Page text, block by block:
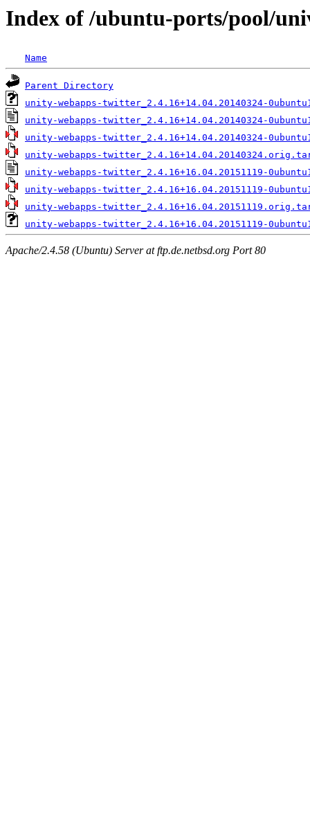
Index of /ubuntu-ports/pool/
Name
Parent Directory
unity-webapps-twitter_2.4.16+14.04.20140324-
unity-webapps-twitter_2.4.16+14.04.20140324-
unity-webapps-twitter_2.4.16+14.04.20140324-
unity-webapps-
unity-webapps-twitter_2.4.16+16.04.20151119-
unity-webapps-twitter_2.4.16+16.04.20151119-
unity-webapps-
unity-webapps-twitter_2.4.16+16.04.20151119-
Apache/2.4.58 (Ubuntu) Server at ftp.de.netbsd.org Port 80